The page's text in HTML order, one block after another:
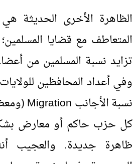
الظاهرة الأخرى الحديثة
المتعاطف مع قضايا
تزايد نسبة المسلمين من أعضاء
وفي أعداد المحافظين للولايات
نسبة الأجانبMigration
كل حزب حاكم أو معارض
ظاهرة جديدة. والعجيب